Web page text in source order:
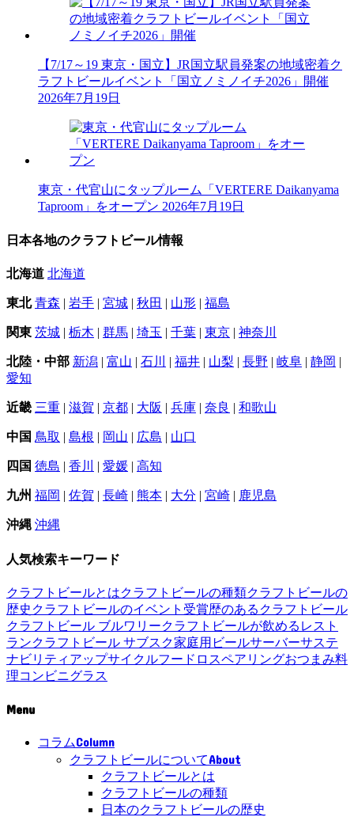
【7/17～19 東京・国立】JR国立駅員発案の地域密着ク
ラフトビールイベント「国立ノミノイチ2026」開催
2026年7月19日
東京・代官山にタップルーム「VERTERE Daikanyama
Taproom」をオープン 2026年7月19日
日本各地のクラフトビール情報
北海道 北海道
東北 青森 | 岩手 | 宮城 | 秋田 | 山形 | 福島
関東 茨城 | 栃木 | 群馬 | 埼玉 | 千葉 | 東京 | 神奈川
北陸・中部 新潟 | 富山 | 石川 | 福井 | 山梨 | 長野 | 岐阜 | 静岡 |
愛知
近畿 三重 | 滋賀 | 京都 | 大阪 | 兵庫 | 奈良 | 和歌山
中国 鳥取 | 島根 | 岡山 | 広島 | 山口
四国 徳島 | 香川 | 愛媛 | 高知
九州 福岡 | 佐賀 | 長崎 | 熊本 | 大分 | 宮崎 | 鹿児島
沖縄 沖縄
人気検索キーワード
クラフトビールとはクラフトビールの種類クラフトビールの
歴史 クラフトビールのイベント 受賞歴のあるクラフトビール
クラフトビール ブルワリークラフトビールが飲めるレスト
ランクラフトビール サブスク家庭用ビールサーバーサステ
ナビリティ アップサイクルフードロスペアリングおつまみ料
理コンビニグラス
Menu
コラムColumn
クラフトビールについてAbout
クラフトビールとは
クラフトビールの種類
日本のクラフトビールの歴史